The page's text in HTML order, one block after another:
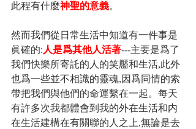
此程有什麼神聖的意義。
然而我們從日常生活中知道有一件事是
眞確的: 人是爲其他人活著---主要是爲了
我們快樂所寄託的人的笑靨和生活,此外
也爲一些並不相識的靈魂,因爲同情的索
帶把我們與他們的命運繫在一起。每天
有許多次我都體會到我的外在生活和内
在生活建構在有關聯的人之上,無論是去